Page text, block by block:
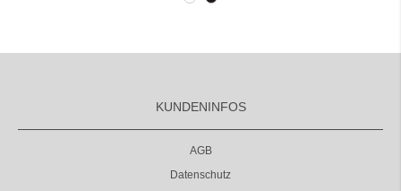
KUNDENINFOS
AGB
Datenschutz